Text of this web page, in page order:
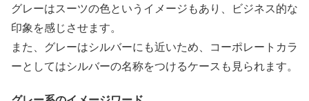
グレーはスーツの色というイメージもあり、ビジネス的な
印象を感じさせます。
また、グレーはシルバーにも近いため、コーポレートカラ
ーとしてはシルバーの名称をつけるケースも見られます。